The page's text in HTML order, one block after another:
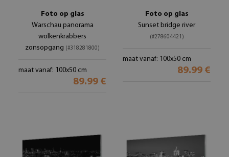
Foto op glas
Warschau panorama
wolkenkrabbers
zonsopgang (#318281800)
maat vanaf: 100x50 cm
89.99 €
Foto op glas
Sunset bridge river
(#278604421)
maat vanaf: 100x50 cm
89.99 €